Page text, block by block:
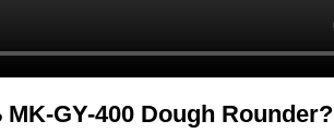
ڪنهن کي ضرورت آهي MK-GY-400 Dough Rounder?